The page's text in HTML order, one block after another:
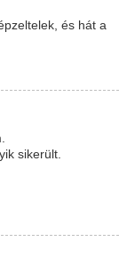
és hát a
sikerült.